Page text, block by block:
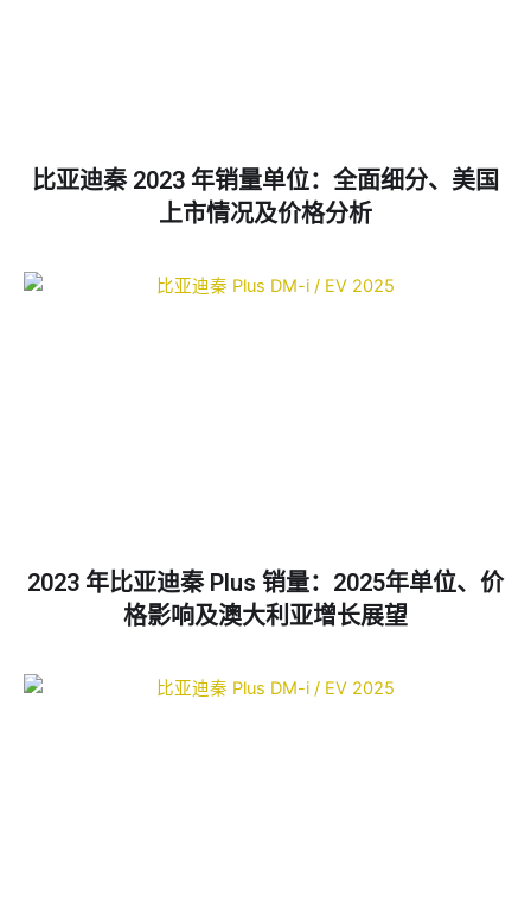
比亚迪秦 2023 年销量单位：全面细分、美国
上市情况及价格分析
2023 年比亚迪秦 Plus 销量：2025年单位、价
格影响及澳大利亚增长展望